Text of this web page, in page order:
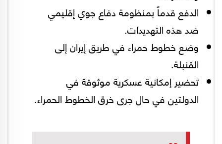
الدفع قدماً بمنظومة دفاع جوي إقليمي
ضد هذه التهديدات.
وضع خطوط حمراء في طريق إيران إلى
القنبلة.
تحضير إمكانية عسكرية موثوقة في
الدولتين في حال جرى خرق الخطوط الحمراء.